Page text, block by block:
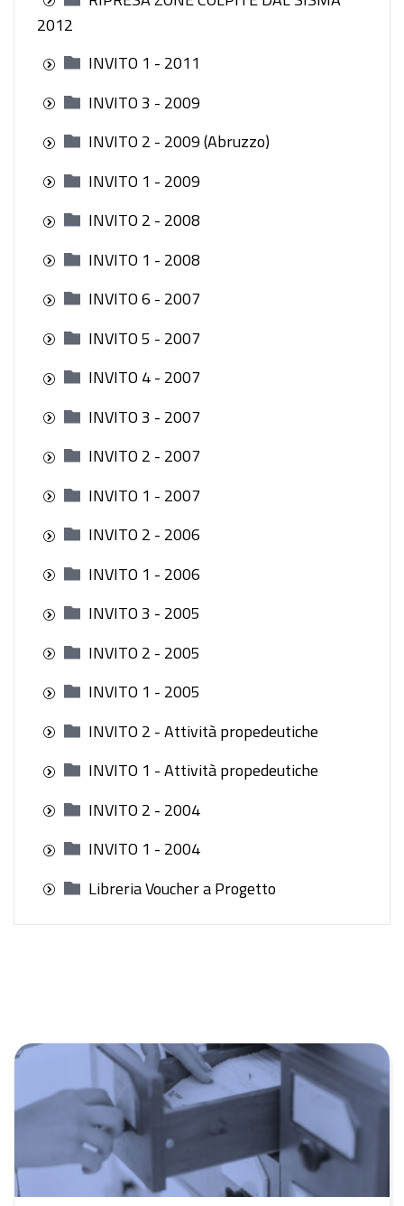
2012
INVITO 1 - 2011
INVITO 3 - 2009
INVITO 2 - 2009 (Abruzzo)
INVITO 1 - 2009
INVITO 2 - 2008
INVITO 1 - 2008
INVITO 6 - 2007
INVITO 5 - 2007
INVITO 4 - 2007
INVITO 3 - 2007
INVITO 2 - 2007
INVITO 1 - 2007
INVITO 2 - 2006
INVITO 1 - 2006
INVITO 3 - 2005
INVITO 2 - 2005
INVITO 1 - 2005
INVITO 2 - Attività propedeutiche
INVITO 1 - Attività propedeutiche
INVITO 2 - 2004
INVITO 1 - 2004
Libreria Voucher a Progetto